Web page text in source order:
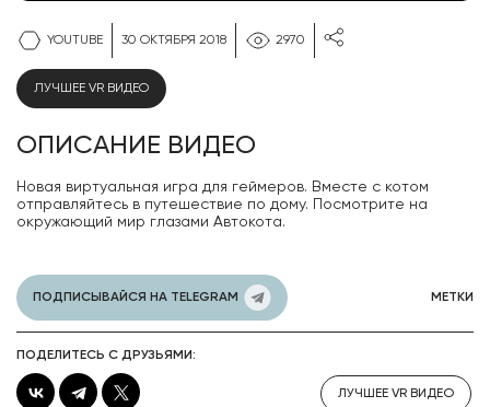
ЛУЧШЕЕ VR ВИДЕО
YOUTUBE 30 ОКТЯБРЯ 2018 2970
ОПИСАНИЕ ВИДЕО
Новая виртуальная игра для геймеров. Вместе с котом
отправляйтесь в путешествие по дому. Посмотрите на
окружающий мир глазами Автокота.
ПОДПИСЫВАЙСЯ НА TELEGRAM МЕТКИ
ПОДЕЛИТЕСЬ С ДРУЗЬЯМИ:
ЛУЧШЕЕ VR ВИДЕО